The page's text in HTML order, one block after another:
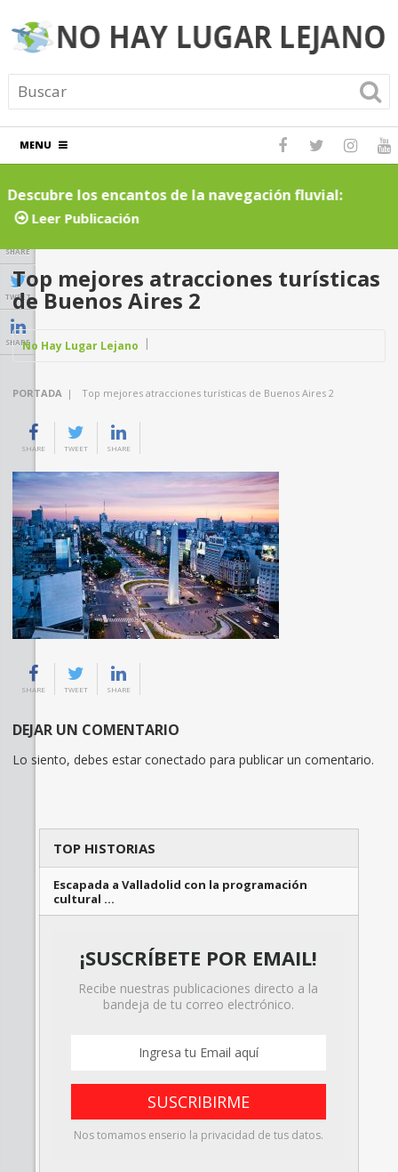
MENU
Descubre los encantos de la navegación fluvial:
cruceros por ríos inolvidables
Leer Publicación
SHARE
TWEET
SHARE
Top mejores atracciones turísticas
de Buenos Aires 2
No Hay Lugar Lejano
PORTADA | Top mejores atracciones turísticas de Buenos Aires 2
SHARE TWEET SHARE
SHARE TWEET SHARE
DEJAR UN COMENTARIO
Lo siento, debes estar conectado para publicar un comentario.
TOP HISTORIAS
Escapada a Valladolid con la programación
cultural …
¡SUSCRÍBETE POR EMAIL!
Recibe nuestras publicaciones directo a la
bandeja de tu correo electrónico.
Nos tomamos enserio la privacidad de tus datos.